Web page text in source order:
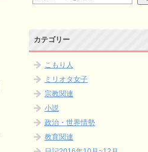
カテゴリー
こもり人
ミリオタ女子
宗教関連
小説
政治・世界情勢
教育関連